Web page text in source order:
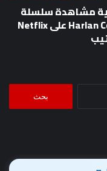
مشاهدة سلسلة
Harlan Coben على Netflix